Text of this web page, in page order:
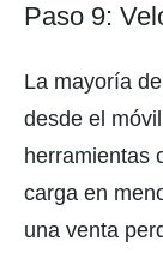
Paso 9:
La mayoría
desde el
herramientas
carga en
una venta